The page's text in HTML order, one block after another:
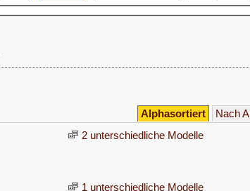
Alphasortiert Nach
2 unterschiedliche Modelle
1 unterschiedliche Modelle